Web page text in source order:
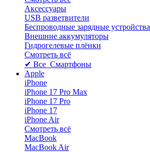
Аксессуары
USB разветвители
Беспроводные зарядные устройства
Внешние аккумуляторы
Гидрогелевые плёнки
Смотреть всё
✔ Все Смартфоны
Apple
iPhone
iPhone 17 Pro Max
iPhone 17 Pro
iPhone 17
iPhone Air
Смотреть всё
MacBook
MacBook Air